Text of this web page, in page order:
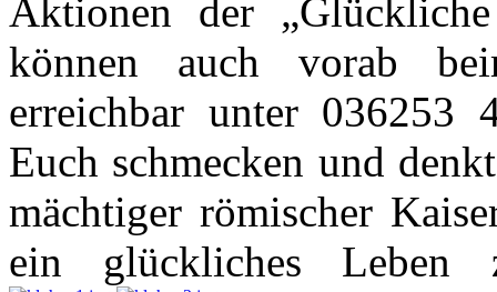
Aktionen der
können auch vorab
erreichbar unter 036253
Euch schmecken und
mächtiger römischer
ein glückliches Leben